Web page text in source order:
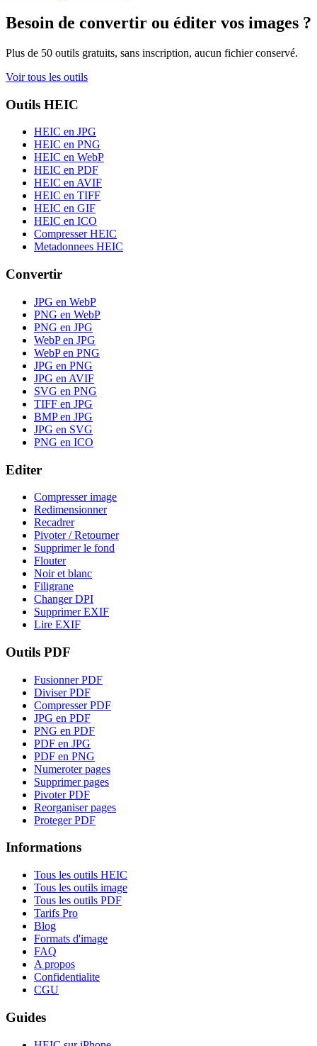
Besoin de convertir ou éditer vos images ?
Plus de 50 outils gratuits, sans inscription, aucun fichier conservé.
Voir tous les outils
Outils HEIC
HEIC en JPG
HEIC en PNG
HEIC en WebP
HEIC en PDF
HEIC en AVIF
HEIC en TIFF
HEIC en GIF
HEIC en ICO
Compresser HEIC
Metadonnees HEIC
Convertir
JPG en WebP
PNG en WebP
PNG en JPG
WebP en JPG
WebP en PNG
JPG en PNG
JPG en AVIF
SVG en PNG
TIFF en JPG
BMP en JPG
JPG en SVG
PNG en ICO
Editer
Compresser image
Redimensionner
Recadrer
Pivoter / Retourner
Supprimer le fond
Flouter
Noir et blanc
Filigrane
Changer DPI
Supprimer EXIF
Lire EXIF
Outils PDF
Fusionner PDF
Diviser PDF
Compresser PDF
JPG en PDF
PNG en PDF
PDF en JPG
PDF en PNG
Numeroter pages
Supprimer pages
Pivoter PDF
Reorganiser pages
Proteger PDF
Informations
Tous les outils HEIC
Tous les outils image
Tous les outils PDF
Tarifs Pro
Blog
Formats d'image
FAQ
A propos
Confidentialite
CGU
Guides